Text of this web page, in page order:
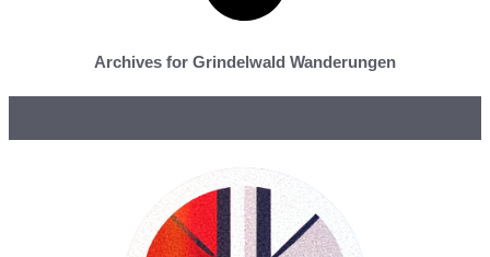
Archives for Grindelwald Wanderungen